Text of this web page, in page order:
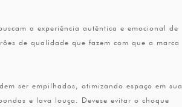
a experiência autêntica e emocional de
de qualidade que fazem com que a marca
ser empilhados, otimizando espaço em sua
e lava louça. Devese evitar o choque